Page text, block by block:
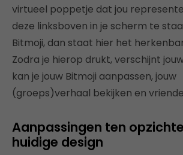
virtueel poppetje dat jou
deze linksboven in je scherm te
Bitmoji, dan staat hier het
Zodra je hierop drukt, verschijnt
kan je jouw Bitmoji aanpassen, jouw
(groeps)verhaal bekijken en
Aanpassingen ten
huidige design